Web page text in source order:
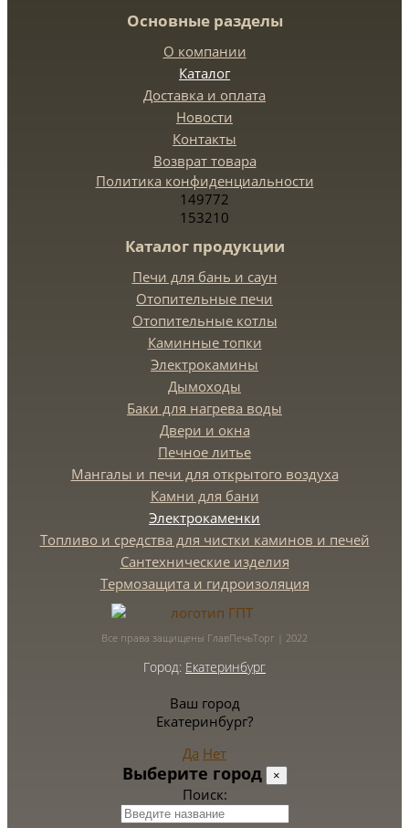
Основные разделы
О компании
Каталог
Доставка и оплата
Новости
Контакты
Возврат товара
Политика конфиденциальности
149772
153210
Каталог продукции
Печи для бань и саун
Отопительные печи
Отопительные котлы
Каминные топки
Электрокамины
Дымоходы
Баки для нагрева воды
Двери и окна
Печное литье
Мангалы и печи для открытого воздуха
Камни для бани
Электрокаменки
Топливо и средства для чистки каминов и печей
Сантехнические изделия
Термозащита и гидроизоляция
Все права защищены ГлавПечьТорг | 2022
Город: Екатеринбург
Ваш город
Екатеринбург?
Да Нет
Выберите город ×
Поиск: